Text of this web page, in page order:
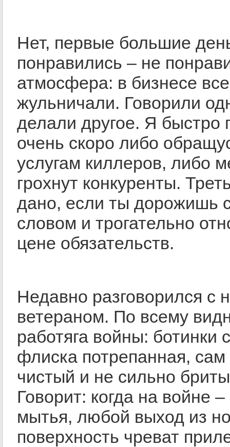
Нет, первые большие
понравились – не
атмосфера: в бизнесе
жульничали. Говорили
делали другое. Я быстро
очень скоро либо
услугам киллеров, либо
грохнут конкуренты.
дано, если ты дорожишь
словом и трогательно
цене обязательств.
Недавно разговорился с
ветераном. По всему
работяга войны: ботинки
флиска потрепанная, сам
чистый и не сильно
Говорит: когда на войне
мытья, любой выход из
поверхность чреват